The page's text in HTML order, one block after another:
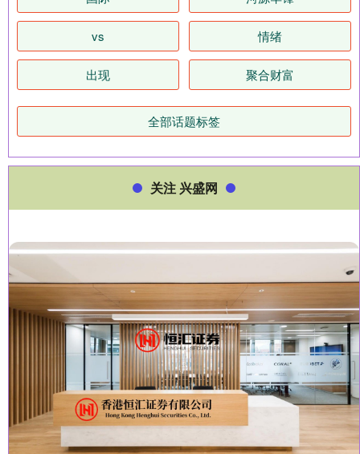
vs 情绪
出现 聚合财富
全部话题标签
关注 兴盛网